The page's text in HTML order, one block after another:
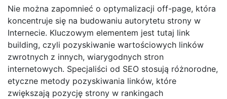
Nie można zapomnieć o optymalizacji off-page, która
koncentruje się na budowaniu autorytetu strony w
Internecie. Kluczowym elementem jest tutaj link
building, czyli pozyskiwanie wartościowych linków
zwrotnych z innych, wiarygodnych stron
internetowych. Specjaliści od SEO stosują różnorodne,
etyczne metody pozyskiwania linków, które
zwiększają pozycję strony w rankingach